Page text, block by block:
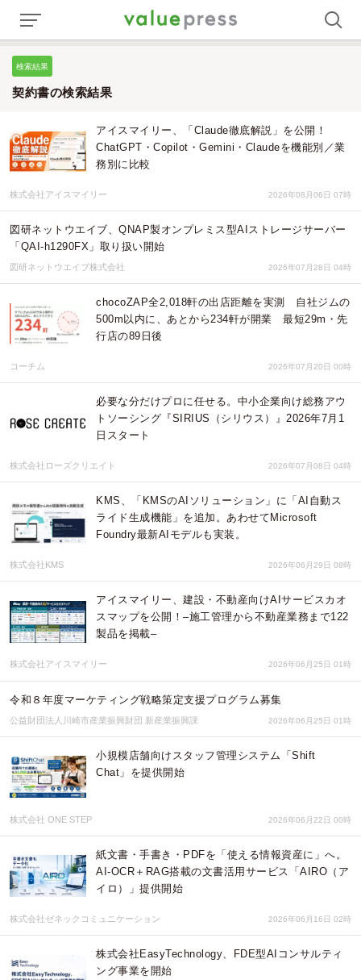
検索結果
契約書の検索結果
アイスマイリー、「Claude徹底解説」を公開！
ChatGPT・Copilot・Gemini・Claudeを機能別／業
務別に比較
株式会社アイスマイリー 2026年08月06日 07時
図研ネットウエイブ、QNAP製オンプレミス型AIストレージサーバー
「QAI-h1290FX」取り扱い開始
図研ネットウエイブ株式会社 2026年07月28日 04時
chocoZAP全2,018軒の出店距離を実測 自社ジムの
500m以内に、あとから234軒が開業 最短29m・先
行店の89日後
コーチム 2026年07月20日 00時
必要な分だけプロに任せる。中小企業向け総務アウ
トソーシング『SIRIUS（シリウス）』2026年7月1
日スタート
株式会社ローズクリエイト 2026年07月08日 04時
KMS、「KMSのAIソリューション」に「AI自動ス
ライド生成機能」を追加。あわせてMicrosoft
Foundry最新AIモデルも実装。
株式会社KMS 2026年06月29日 08時
アイスマイリー、建設・不動産向けAIサービスカオ
スマップを公開！–施工管理から不動産業務まで122
製品を掲載–
株式会社アイスマイリー 2026年06月25日 01時
令和８年度マーケティング戦略策定支援プログラム募集
公益財団法人川崎市産業振興財団 新産業振興課 2026年06月25日 01時
小規模店舗向けスタッフ管理システム「Shift
Chat」を提供開始
株式会社 ONE STEP 2026年06月22日 00時
紙文書・手書き・PDFを「使える情報資産に」へ。
AI-OCR＋RAG搭載の文書活用サービス「AIRO（ア
イロ）」提供開始
株式会社ゼネックコミュニケーション 2026年06月16日 02時
株式会社EasyTechnology、FDE型AIコンサルティ
ング事業を開始